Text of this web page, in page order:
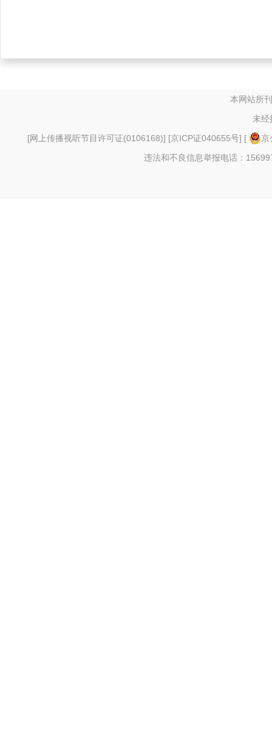
本网站所
未经
[网上传播视听节目许可证(0106168)] [京ICP证040655号] [
京
违法和不良信息举报电话：